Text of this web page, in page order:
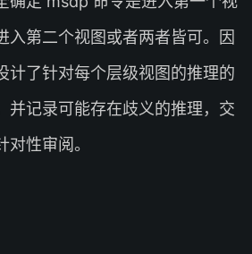
入第二个视图或者两者皆可。因
计了针对每个层级视图的推理的
并记录可能存在歧义的推理，交
性审阅。